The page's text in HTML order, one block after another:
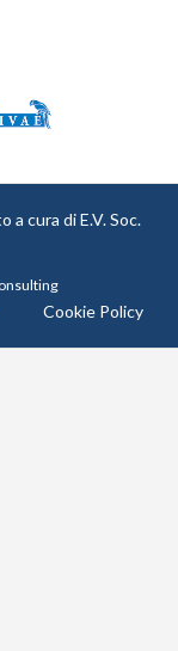
a cura diE.V. Soc.
Cookie Policy